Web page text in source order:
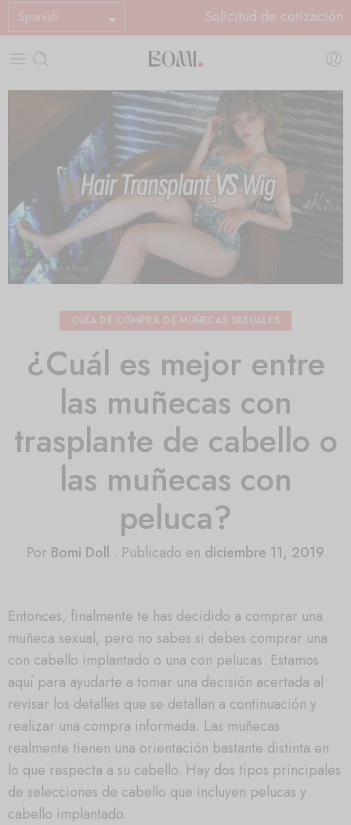
Spanish Solicitud de cotización
GUÍA DE COMPRA DE MUÑECAS SEXUALES
¿Cuál es mejor entre
las muñecas con
trasplante de cabello o
las muñecas con
peluca?
Por Bomi Doll . Publicado en diciembre 11, 2019
Entonces, finalmente te has decidido a comprar una
muñeca sexual, pero no sabes si debes comprar una
con cabello implantado o una con pelucas. Estamos
aquí para ayudarte a tomar una decisión acertada al
revisar los detalles que se detallan a continuación y
realizar una compra informada. Las muñecas
realmente tienen una orientación bastante distinta en
lo que respecta a su cabello. Hay dos tipos principales
de selecciones de cabello que incluyen pelucas y
cabello implantado.